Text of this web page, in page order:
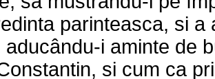
parinteasca, si a
aducându-i aminte de
si cum ca